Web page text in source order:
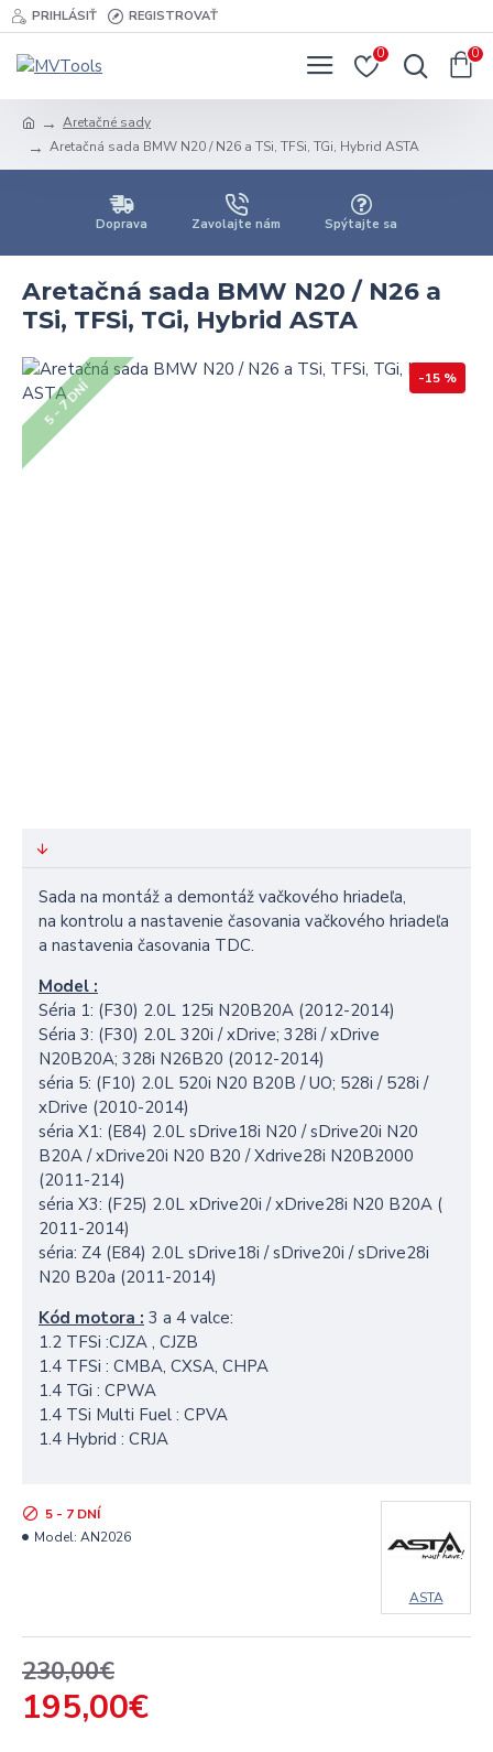
PRIHLÁSIŤ REGISTROVAŤ
0 0
Aretačné sady
Aretačná sada BMW N20 / N26 a TSi, TFSi, TGi, Hybrid ASTA
Doprava Zavolajte nám Spýtajte sa
Aretačná sada BMW N20 / N26 a
TSi, TFSi, TGi, Hybrid ASTA
-15 %
5 - 7 DNÍ
Sada na montáž a demontáž vačkového hriadeľa,
na kontrolu a nastavenie časovania vačkového hriadeľa
a nastavenia časovania TDC.
Model :
Séria 1: (F30) 2.0L 125i N20B20A (2012-2014)
Séria 3: (F30) 2.0L 320i / xDrive; 328i / xDrive
N20B20A; 328i N26B20 (2012-2014)
séria 5: (F10) 2.0L 520i N20 B20B / UO; 528i / 528i /
xDrive (2010-2014)
séria X1: (E84) 2.0L sDrive18i N20 / sDrive20i N20
B20A / xDrive20i N20 B20 / Xdrive28i N20B2000
(2011-214)
séria X3: (F25) 2.0L xDrive20i / xDrive28i N20 B20A (
2011-2014)
séria: Z4 (E84) 2.0L sDrive18i / sDrive20i / sDrive28i
N20 B20a (2011-2014)
Kód motora : 3 a 4 valce:
1.2 TFSi :CJZA , CJZB
1.4 TFSi : CMBA, CXSA, CHPA
1.4 TGi : CPWA
1.4 TSi Multi Fuel : CPVA
1.4 Hybrid : CRJA
195,00€
230,00€
5 - 7 DNÍ
Model: AN2026
ASTA